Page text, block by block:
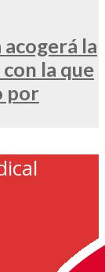
la
la que
por